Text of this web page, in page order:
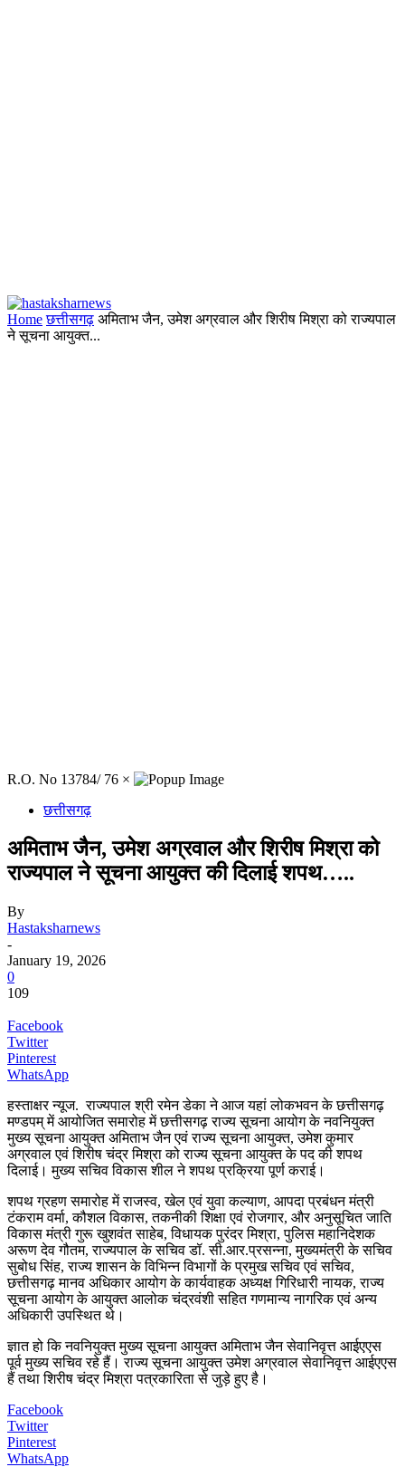
Home छत्तीसगढ़ अमिताभ जैन, उमेश अग्रवाल और शिरीष मिश्रा को राज्यपाल
ने सूचना आयुक्त...
R.O. No 13784/ 76 ×
छत्तीसगढ़
अमिताभ जैन, उमेश अग्रवाल और शिरीष मिश्रा को
राज्यपाल ने सूचना आयुक्त की दिलाई शपथ…..
By
Hastaksharnews
-
January 19, 2026
0
109
Facebook
Twitter
Pinterest
WhatsApp
हस्ताक्षर न्यूज. राज्यपाल श्री रमेन डेका ने आज यहां लोकभवन के छत्तीसगढ़
मण्डपम् में आयोजित समारोह में छत्तीसगढ़ राज्य सूचना आयोग के नवनियुक्त
मुख्य सूचना आयुक्त अमिताभ जैन एवं राज्य सूचना आयुक्त, उमेश कुमार
अग्रवाल एवं शिरीष चंद्र मिश्रा को राज्य सूचना आयुक्त के पद की शपथ
दिलाई। मुख्य सचिव विकास शील ने शपथ प्रक्रिया पूर्ण कराई।
शपथ ग्रहण समारोह में राजस्व, खेल एवं युवा कल्याण, आपदा प्रबंधन मंत्री
टंकराम वर्मा, कौशल विकास, तकनीकी शिक्षा एवं रोजगार, और अनुसूचित जाति
विकास मंत्री गुरू खुशवंत साहेब, विधायक पुरंदर मिश्रा, पुलिस महानिदेशक
अरूण देव गौतम, राज्यपाल के सचिव डॉ. सी.आर.प्रसन्ना, मुख्यमंत्री के सचिव
सुबोध सिंह, राज्य शासन के विभिन्न विभागों के प्रमुख सचिव एवं सचिव,
छत्तीसगढ़ मानव अधिकार आयोग के कार्यवाहक अध्यक्ष गिरिधारी नायक, राज्य
सूचना आयोग के आयुक्त आलोक चंद्रवंशी सहित गणमान्य नागरिक एवं अन्य
अधिकारी उपस्थित थे।
ज्ञात हो कि नवनियुक्त मुख्य सूचना आयुक्त अमिताभ जैन सेवानिवृत्त आईएएस
पूर्व मुख्य सचिव रहे हैं। राज्य सूचना आयुक्त उमेश अग्रवाल सेवानिवृत्त आईएएस
हैं तथा शिरीष चंद्र मिश्रा पत्रकारिता से जुड़े हुए है।
Facebook
Twitter
Pinterest
WhatsApp